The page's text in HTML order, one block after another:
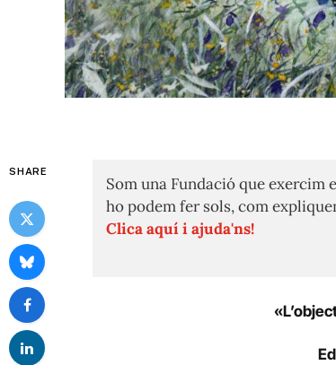
SHARE
Som una Fundació que exercim
ho podem fer sols, com
Clica aquí i ajuda'ns!